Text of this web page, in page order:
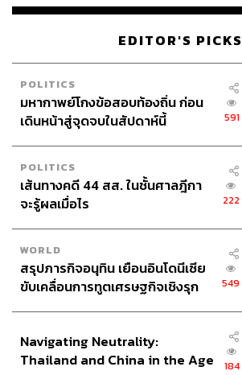
EDITOR'S PICKS
POLITICS
มหากาพย์โกงข้อสอบท้องถิ่น ก่อน
เดินหน้าสู่จุดจบในสัปดาห์นี้
591
POLITICS
เส้นทางคดี 44 สส. ในชั้นศาลฎีกา
จะรู้ผลเมื่อไร
222
WORLD
สรุปภารกิจอนุทิน เยือนอินโดนีเซีย
ขับเคลื่อนการทูตเศรษฐกิจเชิงรุก
549
Navigating Neutrality:
Thailand and China in the Age
184